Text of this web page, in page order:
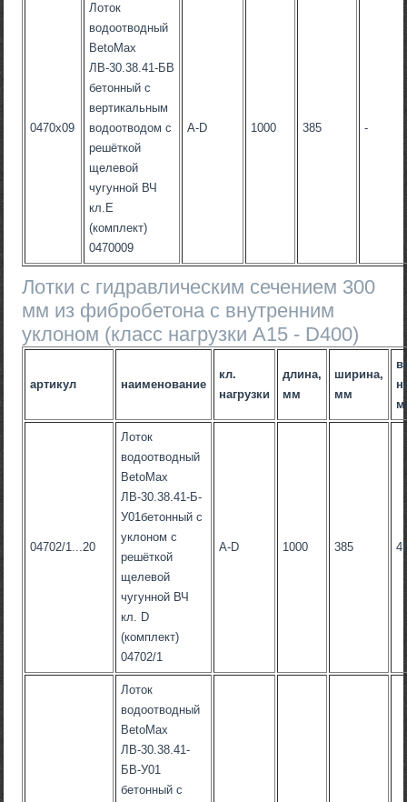
0470x09
Лоток
водоотводный
BetoMax
ЛВ-30.38.41-БВ
бетонный с
вертикальным
водоотводом с
решёткой
щелевой
чугунной ВЧ
кл.Е
(комплект)
0470009
А-D 1000 385 -
Лотки с гидравлическим сечением 300
мм из фибробетона с внутренним
уклоном (класс нагрузки А15 - D400)
артикул наименование
кл.
нагрузки
длина,
мм
ширина,
мм
04702/1...20
Лоток
водоотводный
BetoMax
ЛВ-30.38.41-Б-
У01бетонный с
уклоном с
решёткой
щелевой
чугунной ВЧ
кл. D
(комплект)
04702/1
А-D 1000 385
Лоток
водоотводный
BetoMax
ЛВ-30.38.41-
БВ-У01
бетонный с